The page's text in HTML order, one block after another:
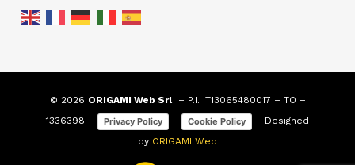
© 2026 ORIGAMI Web Srl– P.I. IT13065480017 – TO –
1336398 –
Privacy Policy – Cookie Policy
– Designed
by ORIGAMI Web